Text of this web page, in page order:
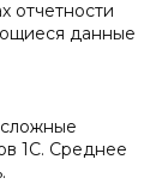
отчетности
данные
сложные
1С. Среднее